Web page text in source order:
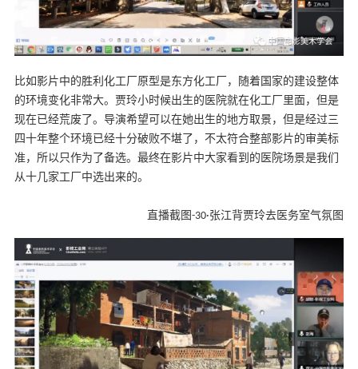
比如影片中的胜利化工厂原型是东方化工厂，随着国家的建设整体
的环境变化非常大。贾玲小时候出生的医院就在化工厂里面，但是
现在已经荒废了。导演希望可以在她出生的地方取景，但是经过三
四十年整个环境已经十分破败不堪了，不太符合整部影片的审美标
准，所以只作为了备选。最终在影片中大家看到的医院场景是我们
从十几家工厂中选出来的。
直播截图-30·张江背贾玲去医务室气氛图